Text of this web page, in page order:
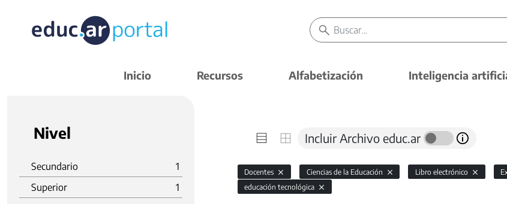
Inicio Recursos Alfabetización Inteligencia
Nivel
Secundario
1
Superior
1
Incluir Archivo educ.ar
Docentes Ciencias de la Educación Libro electrónico
educación tecnológica